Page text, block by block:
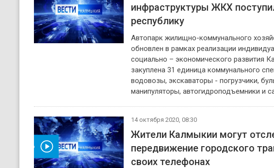
инфраструктуры ЖКХ
республику
Автопарк жилищно-коммунального
обновлен в рамках реализации
социально – экономического развития
закуплена 31 единица коммунального
водовозы, экскаваторы - погрузчики,
манипуляторы, автогидроподъемники и
видео
14 октября 2020, 08:30
Жители Калмыкии могут
передвижение городского
своих телефонах